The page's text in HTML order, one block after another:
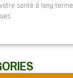
santé à long